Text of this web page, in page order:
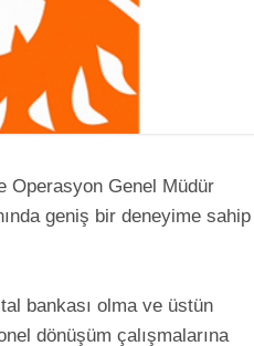
Operasyon Genel Müdür
geniş bir deneyime sahip
bankası olma ve üstün
dönüşüm çalışmalarına